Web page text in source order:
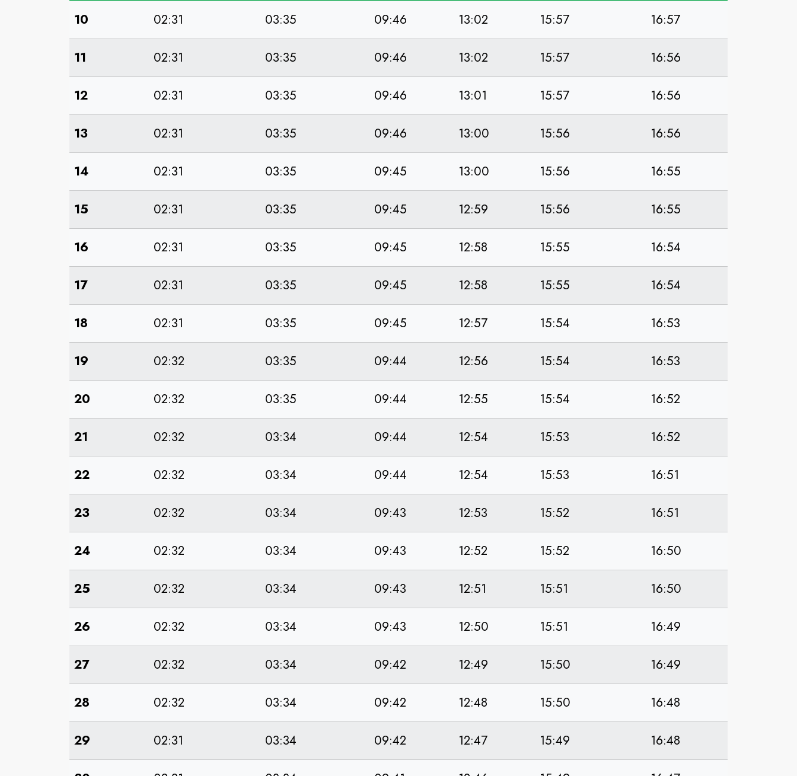
10 02:31 03:35 09:46 13:02 15:57 16:57
11 02:31 03:35 09:46 13:02 15:57 16:56
12 02:31 03:35 09:46 13:01 15:57 16:56
13 02:31 03:35 09:46 13:00 15:56 16:56
14 02:31 03:35 09:45 13:00 15:56 16:55
15 02:31 03:35 09:45 12:59 15:56 16:55
16 02:31 03:35 09:45 12:58 15:55 16:54
17 02:31 03:35 09:45 12:58 15:55 16:54
18 02:31 03:35 09:45 12:57 15:54 16:53
19 02:32 03:35 09:44 12:56 15:54 16:53
20 02:32 03:35 09:44 12:55 15:54 16:52
21 02:32 03:34 09:44 12:54 15:53 16:52
22 02:32 03:34 09:44 12:54 15:53 16:51
23 02:32 03:34 09:43 12:53 15:52 16:51
24 02:32 03:34 09:43 12:52 15:52 16:50
25 02:32 03:34 09:43 12:51 15:51 16:50
26 02:32 03:34 09:43 12:50 15:51 16:49
27 02:32 03:34 09:42 12:49 15:50 16:49
28 02:32 03:34 09:42 12:48 15:50 16:48
29 02:31 03:34 09:42 12:47 15:49 16:48